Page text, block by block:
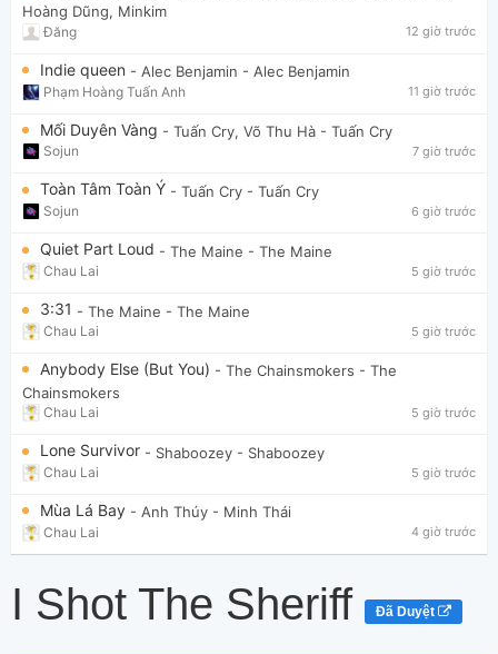
Hoàng Dũng, Minkim
Đăng 12 giờ trước
Indie queen - Alec Benjamin - Alec Benjamin
Phạm Hoàng Tuấn Anh 11 giờ trước
Mối Duyên Vàng - Tuấn Cry, Võ Thu Hà - Tuấn Cry
Sojun 7 giờ trước
Toàn Tâm Toàn Ý - Tuấn Cry - Tuấn Cry
Sojun 6 giờ trước
Quiet Part Loud - The Maine - The Maine
Chau Lai 5 giờ trước
3:31 - The Maine - The Maine
Chau Lai 5 giờ trước
Anybody Else (But You) - The Chainsmokers - The
Chainsmokers
Chau Lai 5 giờ trước
Lone Survivor - Shaboozey - Shaboozey
Chau Lai 5 giờ trước
Mùa Lá Bay - Anh Thúy - Minh Thái
Chau Lai 4 giờ trước
I Shot The Sheriff Đã Duyệt